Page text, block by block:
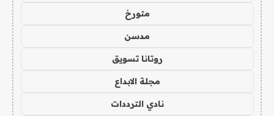
متورخ
مدسن
روتانا تسويق
مجلة الابداع
نادي الترددات